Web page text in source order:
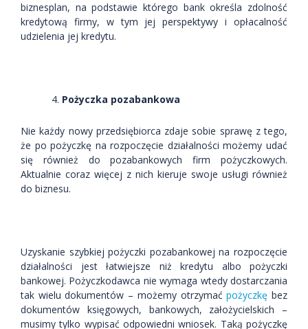
biznesplan, na podstawie którego bank określa zdolność
kredytową firmy, w tym jej perspektywy i opłacalność
udzielenia jej kredytu.
Pożyczka pozabankowa
Nie każdy nowy przedsiębiorca zdaje sobie sprawę z tego,
że po pożyczkę na rozpoczęcie działalności możemy udać
się również do pozabankowych firm pożyczkowych.
Aktualnie coraz więcej z nich kieruje swoje usługi również
do biznesu.
Uzyskanie szybkiej pożyczki pozabankowej na rozpoczęcie
działalności jest łatwiejsze niż kredytu albo pożyczki
bankowej. Pożyczkodawca nie wymaga wtedy dostarczania
tak wielu dokumentów – możemy otrzymaćpożyczkę bez
dokumentów księgowych, bankowych, założycielskich –
musimy tylko wypisać odpowiedni wniosek. Taką pożyczkę